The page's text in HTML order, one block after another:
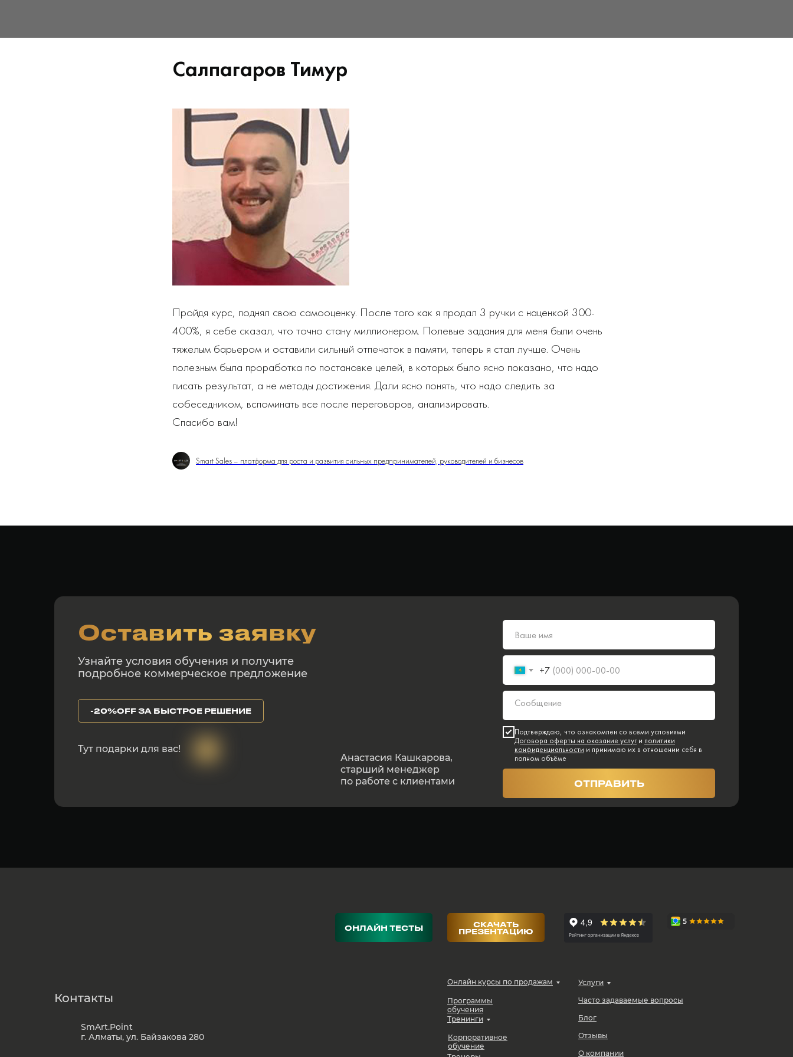
Салпагаров Тимур
Пройдя курс, поднял свою самооценку. После того как я продал 3 ручки с наценкой 300-
400%, я себе сказал, что точно стану миллионером. Полевые задания для меня были очень
тяжелым барьером и оставили сильный отпечаток в памяти, теперь я стал лучше. Очень
полезным была проработка по постановке целей, в которых было ясно показано, что надо
писать результат, а не методы достижения. Дали ясно понять, что надо следить за
собеседником, вспоминать все после переговоров, анализировать.
Спасибо вам!
Smart Sales – платформа для роста и развития сильных предпринимателей, руководителей и бизнесов
Тут подарки для вас!
Узнайте условия обучения и получите
подробное коммерческое предложение
Оставить заявку
-20%OFF ЗА БЫСТРОЕ РЕШЕНИЕ
+7
Подтверждаю, что ознакомлен со всеми условиями
Договора оферты на оказание услуги политики
конфиденциальности и принимаю их в отношении себя в
полном объёме
ОТПРАВИТЬ
Анастасия Кашкарова,
старший менеджер
по работе с клиентами
Онлайн курсы по продажам
Тренинги
Услуги
Программы
обучения
Блог
Отзывы
О компании
Часто задаваемые вопросы
Корпоративное
обучение
SmArt.Point
г. Алматы, ул. Байзакова 280
Контакты
СКАЧАТЬ
ПРЕЗЕНТАЦИЮ
ОНЛАЙН ТЕСТЫ